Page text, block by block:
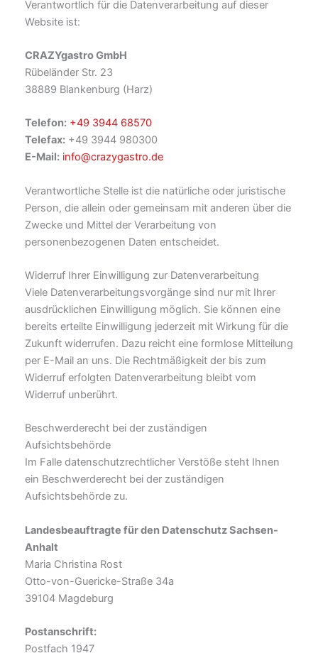
Verantwortlich für die Datenverarbeitung auf dieser
Website ist:
CRAZYgastro GmbH
Rübeländer Str. 23
38889 Blankenburg (Harz)
Telefon: +49 3944 68570
Telefax:+49 3944 980300
E-Mail: info@crazygastro.de
Verantwortliche Stelle ist die natürliche oder juristische
Person, die allein oder gemeinsam mit anderen über die
Zwecke und Mittel der Verarbeitung von
personenbezogenen Daten entscheidet.
Widerruf Ihrer Einwilligung zur Datenverarbeitung
Viele Datenverarbeitungsvorgänge sind nur mit Ihrer
ausdrücklichen Einwilligung möglich. Sie können eine
bereits erteilte Einwilligung jederzeit mit Wirkung für die
Zukunft widerrufen. Dazu reicht eine formlose Mitteilung
per E-Mail an uns. Die Rechtmäßigkeit der bis zum
Widerruf erfolgten Datenverarbeitung bleibt vom
Widerruf unberührt.
Beschwerderecht bei der zuständigen
Aufsichtsbehörde
Im Falle datenschutzrechtlicher Verstöße steht Ihnen
ein Beschwerderecht bei der zuständigen
Aufsichtsbehörde zu.
Landesbeauftragte für den Datenschutz Sachsen-
Anhalt
Maria Christina Rost
Otto-von-Guericke-Straße 34a
39104 Magdeburg
Postanschrift:
Postfach 1947